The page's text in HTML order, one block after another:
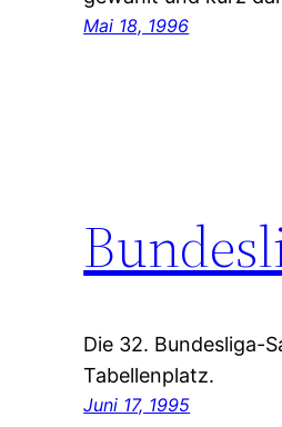
Mai 18, 1996
Die 32. Bundesliga-
Tabellenplatz.
Juni 17, 1995